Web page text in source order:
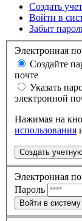
Создать
Войти в
Забыт
Электронная
Создайте
почте
Указать
электронной
Нажимая на
использования
Создать
Электронная
Пароль
Войти в